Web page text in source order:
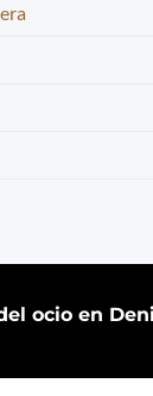
ocio en